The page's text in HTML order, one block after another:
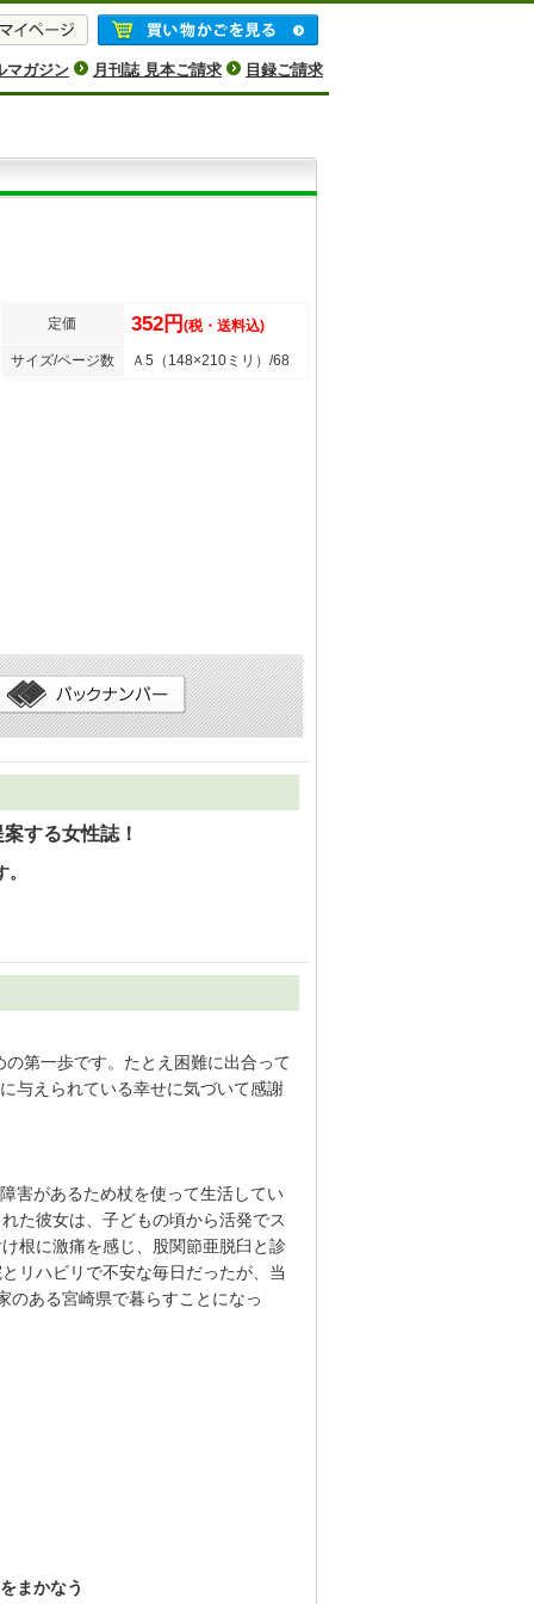
マガジン 月刊誌 見本ご請求 目録ご請求
定価 352円 (税・送料込)
サイズ/ページ数 Ａ5（148×210ミリ）/68
する女性誌！
第一歩です。たとえ困難に出合って
与えられている幸せに気づいて感謝
害があるため杖を使って生活してい
た彼女は、子どもの頃から活発でス
根に激痛を感じ、股関節亜脱臼と診
リハビリで不安な毎日だったが、当
のある宮崎県で暮らすことになっ
まかなう